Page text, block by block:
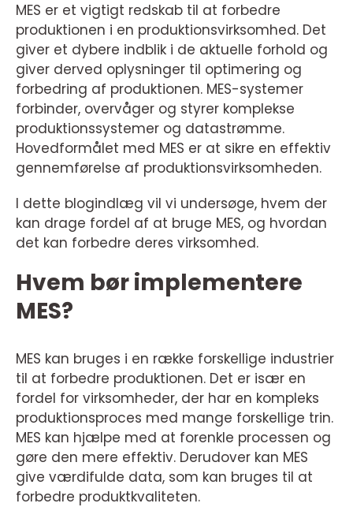
MES er et vigtigt redskab til at forbedre
produktionen i en produktionsvirksomhed. Det
giver et dybere indblik i de aktuelle forhold og
giver derved oplysninger til optimering og
forbedring af produktionen. MES-systemer
forbinder, overvåger og styrer komplekse
produktionssystemer og datastrømme.
Hovedformålet med MES er at sikre en effektiv
gennemførelse af produktionsvirksomheden.
I dette blogindlæg vil vi undersøge, hvem der
kan drage fordel af at bruge MES, og hvordan
det kan forbedre deres virksomhed.
Hvem bør implementere
MES?
MES kan bruges i en række forskellige industrier
til at forbedre produktionen. Det er især en
fordel for virksomheder, der har en kompleks
produktionsproces med mange forskellige trin.
MES kan hjælpe med at forenkle processen og
gøre den mere effektiv. Derudover kan MES
give værdifulde data, som kan bruges til at
forbedre produktkvaliteten.